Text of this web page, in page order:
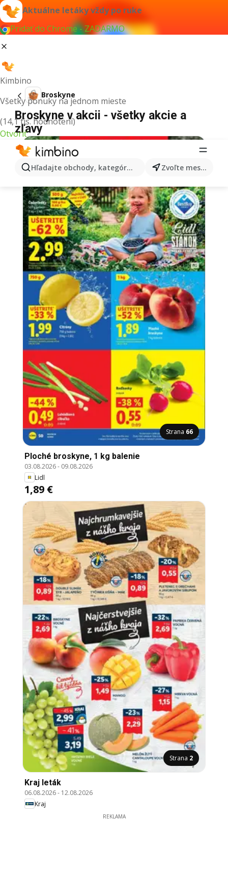
Aktuálne letáky vždy po ruke
Pridať do Chrome - ZADARMO
Kimbino
Všetky ponuky na jednom mieste
(14,1 tis. hodnotení)
Otvoriť
Hľadajte obchody, kategórie, produkty... Zvoľte mesto
Broskyne
Broskyne v akcii - všetky akcie a
zľavy
Strana 66
Ploché broskyne, 1 kg balenie
03.08.2026- 09.08.2026
Lidl
1,89 €
Strana 2
Kraj leták
06.08.2026- 12.08.2026
Kraj
REKLAMA